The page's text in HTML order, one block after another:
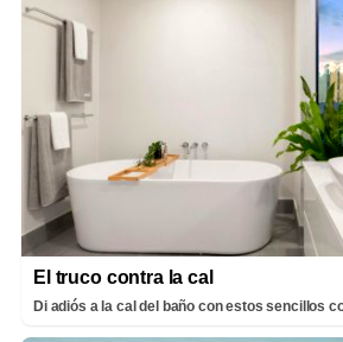
El truco contra la cal
Di adiós a la cal del baño con estos sencillos